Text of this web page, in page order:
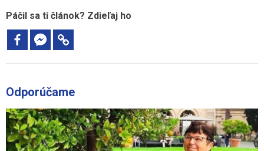
Páčil sa ti článok? Zdieľaj ho
Odporúčame